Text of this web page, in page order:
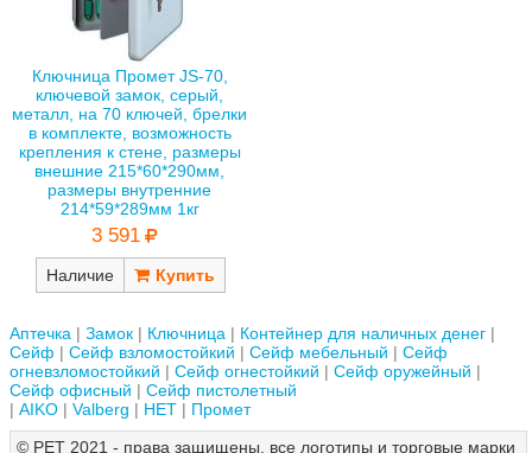
Ключница Промет JS-70,
ключевой замок, серый,
металл, на 70 ключей, брелки
в комплекте, возможность
крепления к стене, размеры
внешние 215*60*290мм,
размеры внутренние
214*59*289мм 1кг
3 591
Наличие
Аптечка Замок Ключница
Контейнер для наличных денег
Сейф
Сейф взломостойкий Сейф мебельный
Сейф
огневзломостойкий
Сейф огнестойкий
Сейф оружейный
Сейф офисный
Сейф пистолетный
AIKO
Valberg НЕТ
Промет
© РЕТ 2021 - права защищены, все логотипы и торговые марки